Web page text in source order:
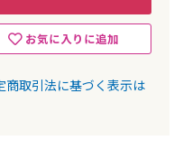
お気に入りに追加
商取引法に基づく表示は